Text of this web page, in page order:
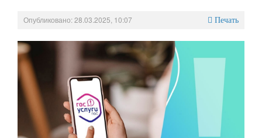
Опубликовано: 28.03.2025, 10:07 Печать